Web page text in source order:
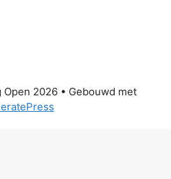
2026• Gebouwd met